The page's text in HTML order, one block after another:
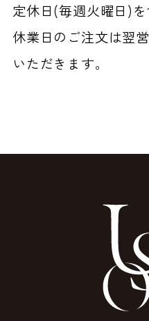
定休日(毎週火曜日)
休業日のご注文は翌
いただきます。